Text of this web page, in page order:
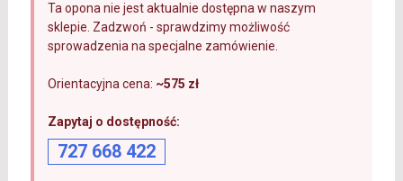
Ta opona nie jest aktualnie dostępna w naszym
sklepie. Zadzwoń - sprawdzimy możliwość
sprowadzenia na specjalne zamówienie.
Orientacyjna cena: ~575 zł
Zapytaj o dostępność:
727 668 422